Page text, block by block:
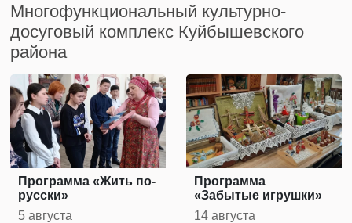
Многофункциональный культурно-
досуговый комплекс Куйбышевского
района
Программа «Жить по-
русски»
5 августа
Программа
«Забытые игрушки»
14 августа